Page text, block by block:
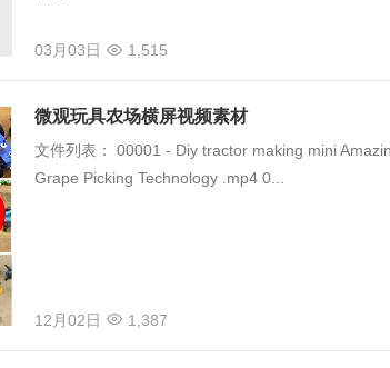
03月03日 1,515
微观玩具农场横屏视频素材
文件列表： 00001 - Diy tractor making mini
Grape Picking Technology .mp4 0...
12月02日 1,387